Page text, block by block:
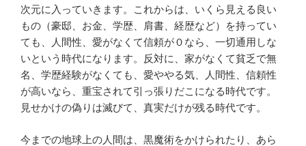
次元に入っていきます。これからは、いくら見える良い
もの（豪邸、お金、学歴、肩書、経歴など）を持ってい
ても、人間性、愛がなくて信頼が０なら、一切通用しな
いという時代になります。反対に、家がなくて貧乏で無
名、学歴経験がなくても、愛ややる気、人間性、信頼性
が高いなら、重宝されて引っ張りだこになる時代です。
見せかけの偽りは滅びて、真実だけが残る時代です。
今までの地球上の人間は、黒魔術をかけられたり、あら